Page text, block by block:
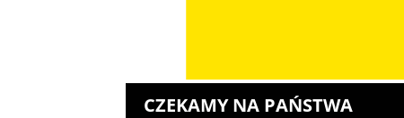
CZEKAMY NA PAŃSTWA